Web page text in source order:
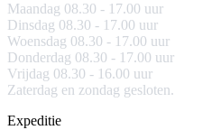
Maandag 08.30 - 17.00 uur
Dinsdag 08.30 - 17.00 uur
Woensdag 08.30 - 17.00 uur
Donderdag 08.30 - 17.00 uur
Vrijdag 08.30 - 16.00 uur
Zaterdag en zondag gesloten.
Expeditie